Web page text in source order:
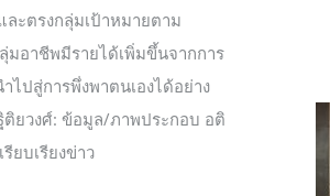
ละตรงกลุ่มเป้าหมายตาม
มอาชีพมีรายได้เพิ่มขึ้นจากการ
ปสู่การพึ่งพาตนเองได้อย่าง
ติยวงศ์: ข้อมูล/ภาพประกอบ อติ
ยบเรียงข่าว